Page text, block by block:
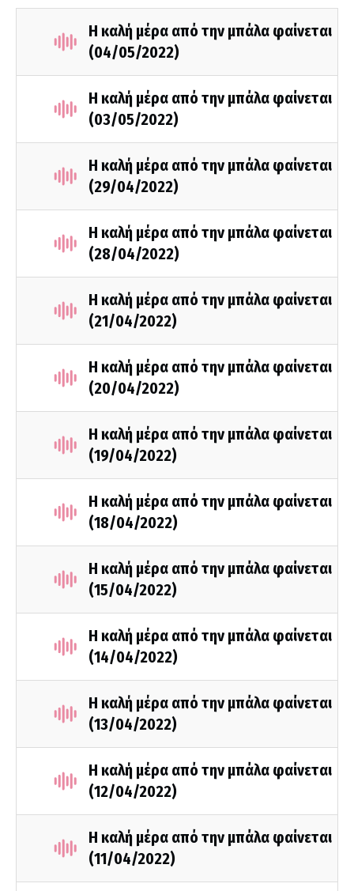
Η καλή μέρα από την μπάλα φαίνεται
(04/05/2022)
Η καλή μέρα από την μπάλα φαίνεται
(03/05/2022)
Η καλή μέρα από την μπάλα φαίνεται
(29/04/2022)
Η καλή μέρα από την μπάλα φαίνεται
(28/04/2022)
Η καλή μέρα από την μπάλα φαίνεται
(21/04/2022)
Η καλή μέρα από την μπάλα φαίνεται
(20/04/2022)
Η καλή μέρα από την μπάλα φαίνεται
(19/04/2022)
Η καλή μέρα από την μπάλα φαίνεται
(18/04/2022)
Η καλή μέρα από την μπάλα φαίνεται
(15/04/2022)
Η καλή μέρα από την μπάλα φαίνεται
(14/04/2022)
Η καλή μέρα από την μπάλα φαίνεται
(13/04/2022)
Η καλή μέρα από την μπάλα φαίνεται
(12/04/2022)
Η καλή μέρα από την μπάλα φαίνεται
(11/04/2022)